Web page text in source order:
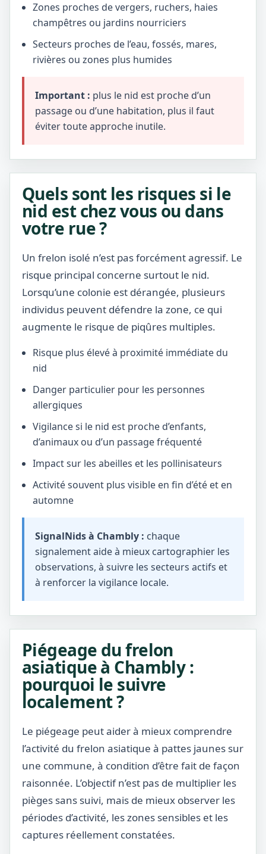
Zones proches de vergers, ruchers, haies
champêtres ou jardins nourriciers
Secteurs proches de l’eau, fossés, mares,
rivières ou zones plus humides
Important : plus le nid est proche d’un
passage ou d’une habitation, plus il faut
éviter toute approche inutile.
Quels sont les risques si le
nid est chez vous ou dans
votre rue ?
Un frelon isolé n’est pas forcément agressif. Le
risque principal concerne surtout le nid.
Lorsqu’une colonie est dérangée, plusieurs
individus peuvent défendre la zone, ce qui
augmente le risque de piqûres multiples.
Risque plus élevé à proximité immédiate du
nid
Danger particulier pour les personnes
allergiques
Vigilance si le nid est proche d’enfants,
d’animaux ou d’un passage fréquenté
Impact sur les abeilles et les pollinisateurs
Activité souvent plus visible en fin d’été et en
automne
SignalNids à Chambly : chaque
signalement aide à mieux cartographier les
observations, à suivre les secteurs actifs et
à renforcer la vigilance locale.
Piégeage du frelon
asiatique à Chambly :
pourquoi le suivre
localement ?
Le piégeage peut aider à mieux comprendre
l’activité du frelon asiatique à pattes jaunes sur
une commune, à condition d’être fait de façon
raisonnée. L’objectif n’est pas de multiplier les
pièges sans suivi, mais de mieux observer les
périodes d’activité, les zones sensibles et les
captures réellement constatées.